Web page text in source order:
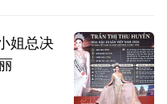
姐总决